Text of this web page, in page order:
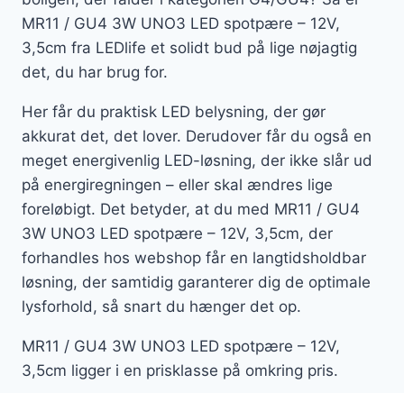
MR11 / GU4 3W UNO3 LED spotpære – 12V,
3,5cm fra LEDlife et solidt bud på lige nøjagtig
det, du har brug for.
Her får du praktisk LED belysning, der gør
akkurat det, det lover. Derudover får du også en
meget energivenlig LED-løsning, der ikke slår ud
på energiregningen – eller skal ændres lige
foreløbigt. Det betyder, at du med MR11 / GU4
3W UNO3 LED spotpære – 12V, 3,5cm, der
forhandles hos webshop får en langtidsholdbar
løsning, der samtidig garanterer dig de optimale
lysforhold, så snart du hænger det op.
MR11 / GU4 3W UNO3 LED spotpære – 12V,
3,5cm ligger i en prisklasse på omkring pris.